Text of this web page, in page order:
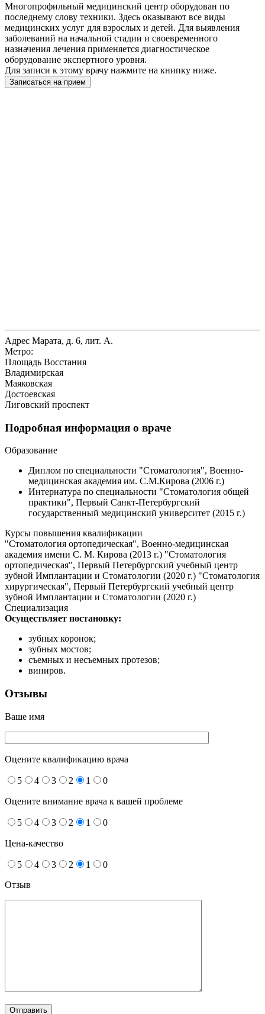
Многопрофильный медицинский центр оборудован по
последнему слову техники. Здесь оказывают все виды
медицинских услуг для взрослых и детей. Для выявления
заболеваний на начальной стадии и своевременного
назначения лечения применяется диагностическое
оборудование экспертного уровня.
Для записи к этому врачу нажмите на книпку ниже.
Записаться на прием
Адрес Марата, д. 6, лит. А.
Метро:
Площадь Восстания
Владимирская
Маяковская
Достоевская
Лиговский проспект
Подробная информация о враче
Образование
Диплом по специальности "Стоматология", Военно-
медицинская академия им. С.М.Кирова (2006 г.)
Интернатура по специальности "Стоматология общей
практики", Первый Санкт-Петербургский
государственный медицинский университет (2015 г.)
Курсы повышения квалификации
"Стоматология ортопедическая", Военно-медицинская
академия имени С. М. Кирова (2013 г.) "Стоматология
ортопедическая", Первый Петербургский учебный центр
зубной Имплантации и Стоматологии (2020 г.) "Стоматология
хирургическая", Первый Петербургский учебный центр
зубной Имплантации и Стоматологии (2020 г.)
Специализация
Осуществляет постановку:
зубных коронок;
зубных мостов;
съемных и несъемных протезов;
виниров.
Отзывы
Ваше имя
Оцените квалификацию врача
5 4 3 2 1 0
Оцените внимание врача к вашей проблеме
5 4 3 2 1 0
Цена-качество
5 4 3 2 1
0
Отзыв